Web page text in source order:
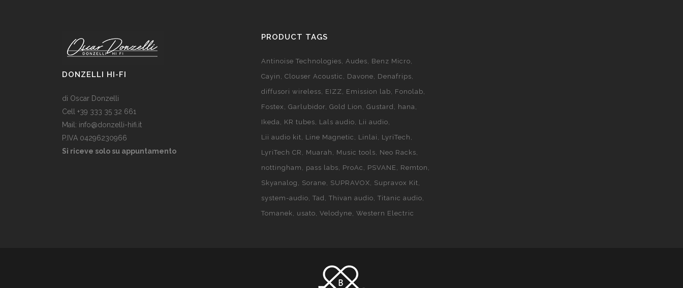
DONZELLI HI-FI
di Oscar Donzelli
Cell +39 333 35 32 661
Mail: info@donzelli-hifi.it
P.IVA 04296230966
Si riceve solo su appuntamento
PRODUCT TAGS
Antinoise Technologies Audes
Benz Micro
Cayin
Clouser Acoustic Davone
Denafrips
diffusori wireless
EIZZ Emission lab
Fonolab
Fostex
Garlubidor Gold Lion Gustard
hana
Ikeda
KR tubes Lals audio
Lii audio
Lii audio kit
Line Magnetic Linlai
LyriTech
LyriTech CR
Muarah Music tools
Neo Racks
nottingham
pass labs ProAc PSVANE
Remton
Skyanalog
Sorane SUPRAVOX
Supravox Kit
system-audio Tad Thivan audio Titanic audio
Tomanek
usato Velodyne Western Electric